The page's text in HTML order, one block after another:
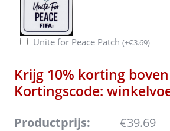
Unite for Peace Patch (+€3.69)
Krijg 10% korting
Kortingscode:
Productprijs:
€39.69